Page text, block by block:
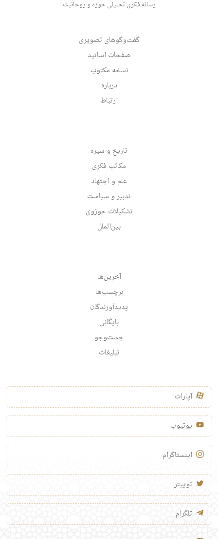
رسانه فکری تحلیلی حوزه و روحانیت
گفت‌وگوهای تصویری
صفحات اساتید
نسخه مکتوب
درباره
ارتباط
تاریخ و سیره
مکاتب فکری
علم و اجتهاد
تدبیر و سیاست
تشکیلات حوزوی
بین‌الملل
آخرین‌ها
برچسب‌ها
پدیدآورندگان
بایگانی
جست‌وجو
تبلیغات
آپارات
یوتیوب
اینستاگرام
توییتر
تلگرام